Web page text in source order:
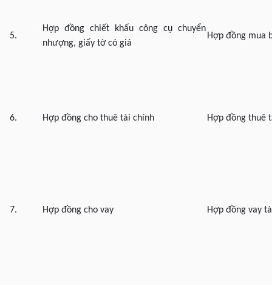
5.
Hợp đồng chiết khấu công cụ chuyển
nhượng, giấy tờ có giá
Hợp đồng mua
6. Hợp đồng cho thuê tài chính Hợp đồng thuê
7. Hợp đồng cho vay Hợp đồng vay